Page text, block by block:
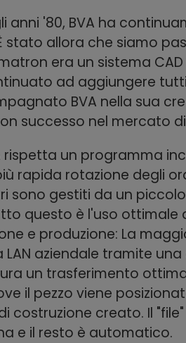
anni '80, BVA ha
stato allora che siamo
era un sistema
ad aggiungere
BVA nella sua
successo nel mercato
rispetta un programma
rapida rotazione degli
sono gestiti da un
questo è l'uso
e produzione: La
LAN aziendale tramite
un trasferimento
il pezzo viene
costruzione creato. Il
e il resto è automatico.